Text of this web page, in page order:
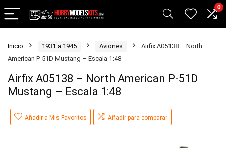
0
Inicio 1931 a 1945 Aviones
Airfix A05138 – North
American P-51D Mustang – Escala 1:48
Airfix A05138 – North American P-51D
Mustang – Escala 1:48
Añadir a Mis Favoritos Añadir para comparar